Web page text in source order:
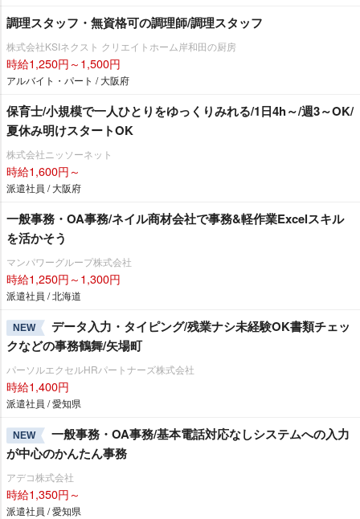
調理スタッフ・無資格可の調理師/調理スタッフ
株式会社KSIネクスト クリエイトホーム岸和田の厨房
時給1,250円～1,500円
アルバイト・パート / 大阪府
保育士/小規模で一人ひとりをゆっくりみれる/1日4h～/週3～OK/
夏休み明けスタートOK
株式会社ニッソーネット
時給1,600円～
派遣社員 / 大阪府
一般事務・OA事務/ネイル商材会社で事務&軽作業Excelスキル
を活かそう
マンパワーグループ株式会社
時給1,250円～1,300円
派遣社員 / 北海道
NEW
データ入力・タイピング/残業ナシ未経験OK書類チェッ
クなどの事務鶴舞/矢場町
パーソルエクセルHRパートナーズ株式会社
時給1,400円
派遣社員 / 愛知県
NEW
一般事務・OA事務/基本電話対応なしシステムへの入力
が中心のかんたん事務
アデコ株式会社
時給1,350円～
派遣社員 / 愛知県